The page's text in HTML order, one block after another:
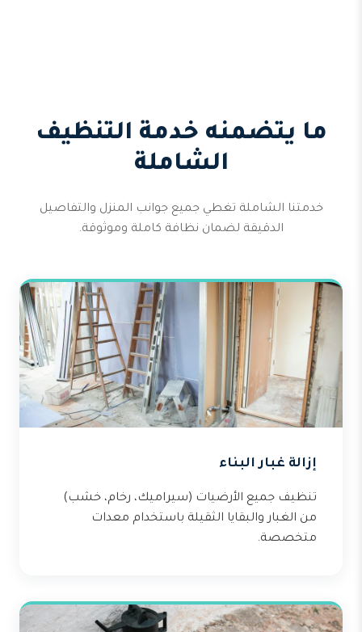
ما يتضمنه خدمة التنظيف
الشاملة
خدمتنا الشاملة تغطي جميع جوانب المنزل والتفاصيل
الدقيقة لضمان نظافة كاملة وموثوقة.
إزالة غبار البناء
تنظيف جميع الأرضيات (سيراميك، رخام، خشب)
من الغبار والبقايا الثقيلة باستخدام معدات
متخصصة.